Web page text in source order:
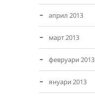
април 2013
март 2013
февруари 2013
януари 2013